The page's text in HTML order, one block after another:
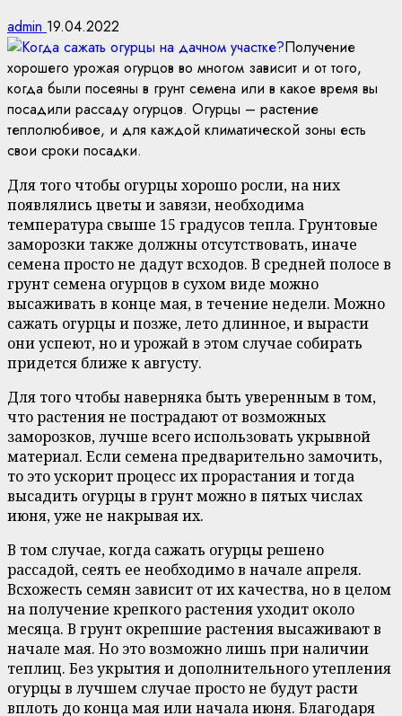
admin 19.04.2022
Получение
хорошего урожая огурцов во многом зависит и от того,
когда были посеяны в грунт семена или в какое время вы
посадили рассаду огурцов. Огурцы – растение
теплолюбивое, и для каждой климатической зоны есть
свои сроки посадки.
Для того чтобы огурцы хорошо росли, на них
появлялись цветы и завязи, необходима
температура свыше 15 градусов тепла. Грунтовые
заморозки также должны отсутствовать, иначе
семена просто не дадут всходов. В средней полосе в
грунт семена огурцов в сухом виде можно
высаживать в конце мая, в течение недели. Можно
сажать огурцы и позже, лето длинное, и вырасти
они успеют, но и урожай в этом случае собирать
придется ближе к августу.
Для того чтобы наверняка быть уверенным в том,
что растения не пострадают от возможных
заморозков, лучше всего использовать укрывной
материал. Если семена предварительно замочить,
то это ускорит процесс их прорастания и тогда
высадить огурцы в грунт можно в пятых числах
июня, уже не накрывая их.
В том случае, когда сажать огурцы решено
рассадой, сеять ее необходимо в начале апреля.
Всхожесть семян зависит от их качества, но в целом
на получение крепкого растения уходит около
месяца. В грунт окрепшие растения высаживают в
начале мая. Но это возможно лишь при наличии
теплиц. Без укрытия и дополнительного утепления
огурцы в лучшем случае просто не будут расти
вплоть до конца мая или начала июня. Благодаря